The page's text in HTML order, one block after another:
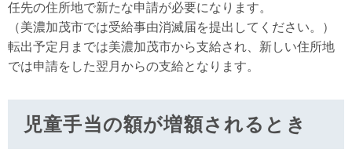
任先の住所地で新たな申請が必要になります。
（美濃加茂市では受給事由消滅届を提出してください。）
転出予定月までは美濃加茂市から支給され、新しい住所地
では申請をした翌月からの支給となります。
児童手当の額が増額されるとき